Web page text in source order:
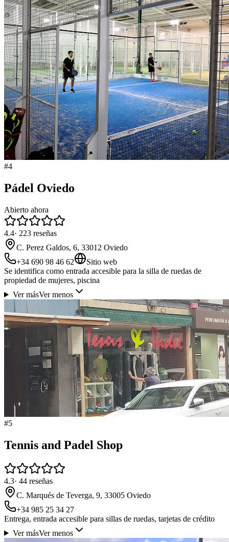
#4
Pádel Oviedo
Abierto ahora
4.4· 223 reseñas
C. Perez Galdos, 6, 33012 Oviedo
+34 690 98 46 62
Sitio web
Se identifica como entrada accesible para la silla de ruedas de
propiedad de mujeres, piscina
Ver másVer menos
#5
Tennis and Padel Shop
4.3· 44 reseñas
C. Marqués de Teverga, 9, 33005 Oviedo
+34 985 25 34 27
Entrega, entrada accesible para sillas de ruedas, tarjetas de crédito
Ver másVer menos